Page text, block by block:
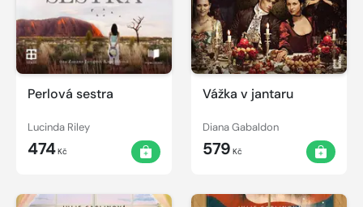
Perlová sestra
Lucinda Riley
474Kč
Vážka v jantaru
Diana Gabaldon
579 Kč